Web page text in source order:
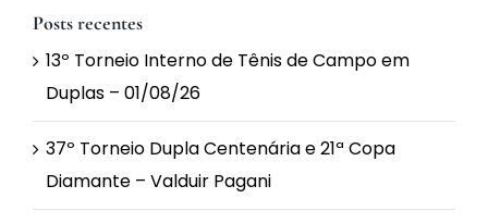
Posts recentes
13º Torneio Interno de Tênis de Campo em
Duplas – 01/08/26
37º Torneio Dupla Centenária e 21ª Copa
Diamante – Valduir Pagani